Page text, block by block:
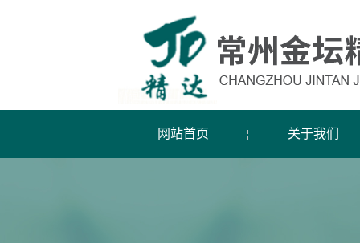
网站首页 关于我们